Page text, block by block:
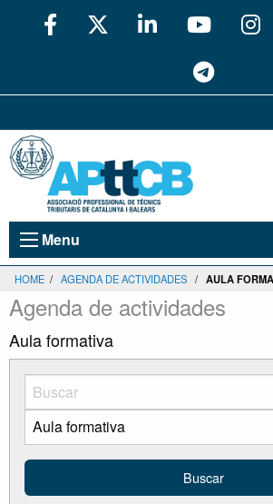
Menu
HOME / AGENDA DE ACTIVIDADES / AULA
Agenda de actividades
Aula formativa